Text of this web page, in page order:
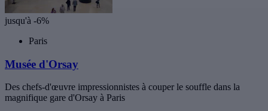
jusqu'à -6%
Paris
Musée d'Orsay
Des chefs-d'œuvre impressionnistes à couper le souffle dans la
magnifique gare d'Orsay à Paris